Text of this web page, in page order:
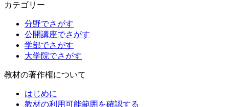
カテゴリー
分野でさがす
公開講座でさがす
学部でさがす
大学院でさがす
教材の著作権について
はじめに
教材の利用可能範囲を確認する